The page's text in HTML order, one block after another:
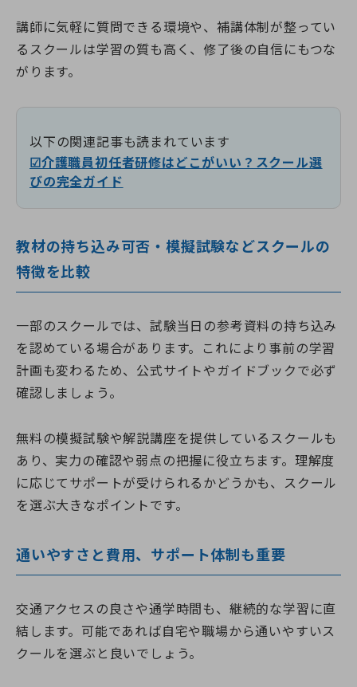
講師に気軽に質問できる環境や、補講体制が整ってい
るスクールは学習の質も高く、修了後の自信にもつな
がります。
以下の関連記事も読まれています
☑介護職員初任者研修はどこがいい？スクール選
びの完全ガイド
教材の持ち込み可否・模擬試験などスクールの
特徴を比較
一部のスクールでは、試験当日の参考資料の持ち込み
を認めている場合があります。これにより事前の学習
計画も変わるため、公式サイトやガイドブックで必ず
確認しましょう。
無料の模擬試験や解説講座を提供しているスクールも
あり、実力の確認や弱点の把握に役立ちます。理解度
に応じてサポートが受けられるかどうかも、スクール
を選ぶ大きなポイントです。
通いやすさと費用、サポート体制も重要
交通アクセスの良さや通学時間も、継続的な学習に直
結します。可能であれば自宅や職場から通いやすいス
クールを選ぶと良いでしょう。